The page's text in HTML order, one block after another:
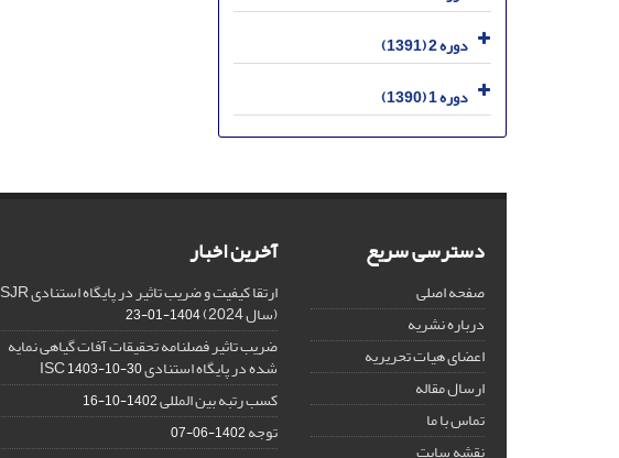
دوره 2 (1391)
دوره 1 (1390)
دسترسی سریع
صفحه اصلی
درباره نشریه
اعضای هیات تحریریه
ارسال مقاله
تماس با ما
نقشه سایت
آخرین اخبار
ارتقا کیفیت و ضریب تاثیر در پایگاه استنادی SJR
(سال 2024) 1404-01-23
ضریب تاثیر فصلنامه تحقیقات آفات گیاهی نمایه
شده در پایگاه استنادی ISC1403-10-30
کسب رتبه بین المللی1402-10-16
توجه1402-06-07